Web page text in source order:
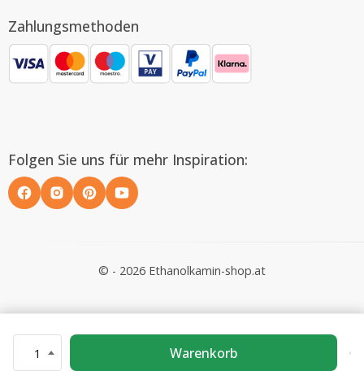
1 Warenkorb
Zahlungsmethoden
Folgen Sie uns für mehr Inspiration:
© - 2026 Ethanolkamin-shop.at